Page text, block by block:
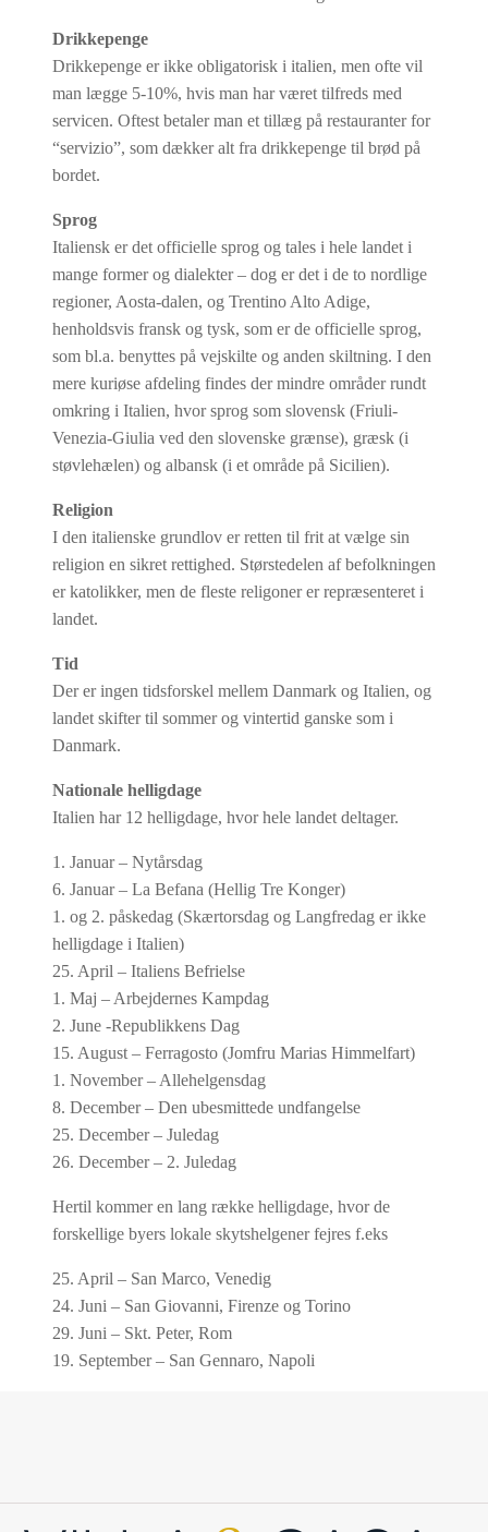
Drikkepenge
Drikkepenge er ikke obligatorisk i italien, men ofte vil
man lægge 5-10%, hvis man har været tilfreds med
servicen. Oftest betaler man et tillæg på restauranter for
“servizio”, som dækker alt fra drikkepenge til brød på
bordet.
Sprog
Italiensk er det officielle sprog og tales i hele landet i
mange former og dialekter – dog er det i de to nordlige
regioner, Aosta-dalen, og Trentino Alto Adige,
henholdsvis fransk og tysk, som er de officielle sprog,
som bl.a. benyttes på vejskilte og anden skiltning. I den
mere kuriøse afdeling findes der mindre områder rundt
omkring i Italien, hvor sprog som slovensk (Friuli-
Venezia-Giulia ved den slovenske grænse), græsk (i
støvlehælen) og albansk (i et område på Sicilien).
Religion
I den italienske grundlov er retten til frit at vælge sin
religion en sikret rettighed. Størstedelen af befolkningen
er katolikker, men de fleste religoner er repræsenteret i
landet.
Tid
Der er ingen tidsforskel mellem Danmark og Italien, og
landet skifter til sommer og vintertid ganske som i
Danmark.
Nationale helligdage
Italien har 12 helligdage, hvor hele landet deltager.
1. Januar – Nytårsdag
6. Januar – La Befana (Hellig Tre Konger)
1. og 2. påskedag (Skærtorsdag og Langfredag er ikke
helligdage i Italien)
25. April – Italiens Befrielse
1. Maj – Arbejdernes Kampdag
2. June -Republikkens Dag
15. August – Ferragosto (Jomfru Marias Himmelfart)
1. November – Allehelgensdag
8. December – Den ubesmittede undfangelse
25. December – Juledag
26. December – 2. Juledag
Hertil kommer en lang række helligdage, hvor de
forskellige byers lokale skytshelgener fejres f.eks
25. April – San Marco, Venedig
24. Juni – San Giovanni, Firenze og Torino
29. Juni – Skt. Peter, Rom
19. September – San Gennaro, Napoli